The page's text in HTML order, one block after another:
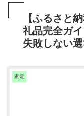
【ふるさと
礼品完全ガ
失敗しない
家電